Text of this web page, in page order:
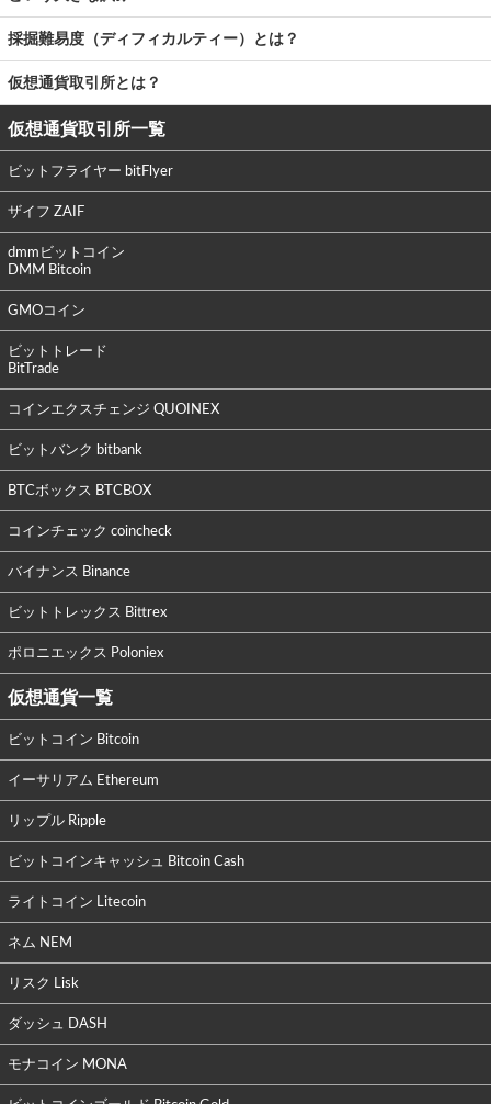
採掘難易度（ディフィカルティー）とは？
仮想通貨取引所とは？
仮想通貨取引所一覧
ビットフライヤー bitFlyer
ザイフ ZAIF
dmmビットコイン
DMM Bitcoin
GMOコイン
ビットトレード
BitTrade
コインエクスチェンジ QUOINEX
ビットバンク bitbank
BTCボックス BTCBOX
コインチェック coincheck
バイナンス Binance
ビットトレックス Bittrex
ポロニエックス Poloniex
仮想通貨一覧
ビットコイン Bitcoin
イーサリアム Ethereum
リップル Ripple
ビットコインキャッシュ Bitcoin Cash
ライトコイン Litecoin
ネム NEM
リスク Lisk
ダッシュ DASH
モナコイン MONA